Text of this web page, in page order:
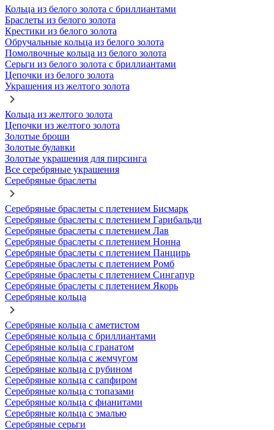
Кольца из белого золота с бриллиантами
Браслеты из белого золота
Крестики из белого золота
Обручальные кольца из белого золота
Помолвочные кольца из белого золота
Серьги из белого золота с бриллиантами
Цепочки из белого золота
Украшения из желтого золота
Кольца из желтого золота
Цепочки из желтого золота
Золотые броши
Золотые булавки
Золотые украшения для пирсинга
Все серебряные украшения
Серебряные браслеты
Серебряные браслеты с плетением Бисмарк
Серебряные браслеты с плетением Гарибальди
Серебряные браслеты с плетением Лав
Серебряные браслеты с плетением Нонна
Серебряные браслеты с плетением Панцирь
Серебряные браслеты с плетением Ромб
Серебряные браслеты с плетением Сингапур
Серебряные браслеты с плетением Якорь
Серебряные кольца
Серебряные кольца с аметистом
Серебряные кольца с бриллиантами
Серебряные кольца с гранатом
Серебряные кольца с жемчугом
Серебряные кольца с рубином
Серебряные кольца с сапфиром
Серебряные кольца с топазами
Серебряные кольца с фианитами
Серебряные кольца с эмалью
Серебряные серьги